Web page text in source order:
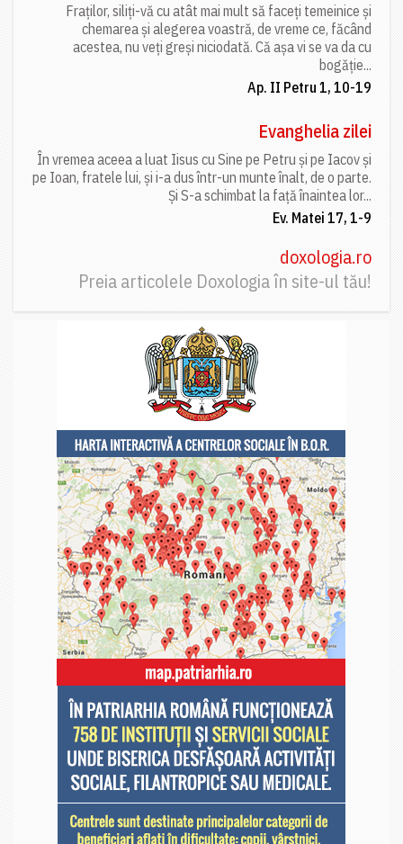
Fraților, siliți-vă cu atât mai mult să faceți temeinice și
chemarea și alegerea voastră, de vreme ce, făcând
acestea, nu veți greși niciodată. Că așa vi se va da cu
bogăție...
Ap. II Petru 1, 10-19
Evanghelia zilei
În vremea aceea a luat Iisus cu Sine pe Petru și pe Iacov și
pe Ioan, fratele lui, și i-a dus într-un munte înalt, de o parte.
Și S-a schimbat la față înaintea lor...
Ev. Matei 17, 1-9
doxologia.ro
Preia articolele Doxologia în site-ul tău!